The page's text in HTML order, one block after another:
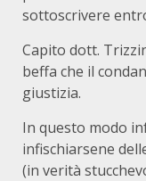
sottoscrivere
Capito dott.
beffa che il
giustizia.
In questo modo
infischiarsene
(in verità